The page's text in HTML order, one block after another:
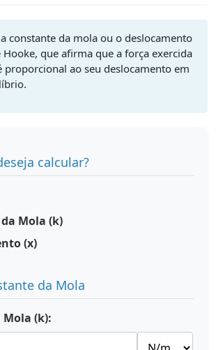
constante da mola ou o deslocamento
Hooke, que afirma que a força exercida
proporcional ao seu deslocamento em
calcular?
Mola (k)
(x)
da Mola
(k):